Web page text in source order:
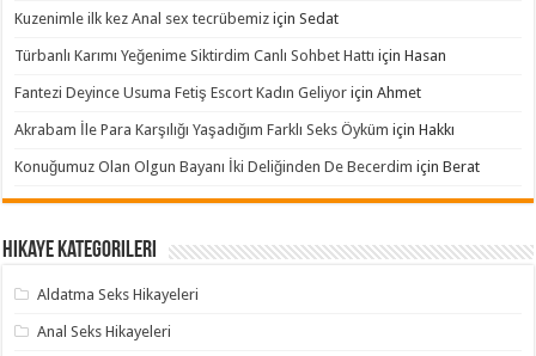
Kuzenimle ilk kez Anal sex tecrübemiz içinSedat
Türbanlı Karımı Yeğenime Siktirdim Canlı Sohbet Hattı içinHasan
Fantezi Deyince Usuma Fetiş Escort Kadın Geliyor içinAhmet
Akrabam İle Para Karşılığı Yaşadığım Farklı Seks Öyküm içinHakkı
Konuğumuz Olan Olgun Bayanı İki Deliğinden De Becerdim içinBerat
Hikaye Kategorileri
Aldatma Seks Hikayeleri
Anal Seks Hikayeleri